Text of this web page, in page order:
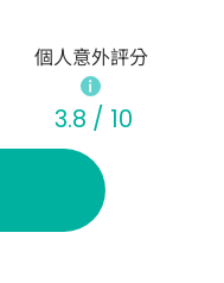
個人意外評分
3.8 / 10